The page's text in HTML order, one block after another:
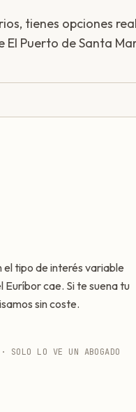
tienes opciones
Puerto de Santa
el tipo de interés variable
cae. Si te suena tu
sin coste.
SOLO LO VE UN ABOGADO